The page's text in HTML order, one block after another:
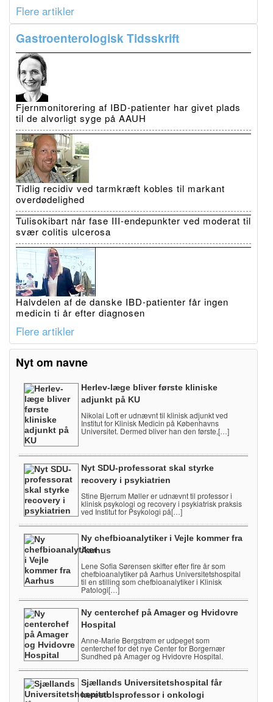
Flere artikler
Gastroenterologisk Tidsskrift
Fjernmonitorering af IBD-patienter har givet plads
til de alvorligt syge på AAUH
Tidlig recidiv ved tarmkræft kobles til markant
overdødelighed
Tulisokibart når fase III-endepunkter ved moderat til
svær colitis ulcerosa
Halvdelen af de danske IBD-patienter får ingen
medicin ti år efter diagnosen
Flere artikler
Nyt om navne
Herlev-læge bliver første kliniske
adjunkt på KU
Nikolai Loft er udnævnt til klinisk adjunkt ved
Institut for Klinisk Medicin på Københavns
Universitet. Dermed bliver han den første,[…]
Nyt SDU-professorat skal styrke
recovery i psykiatrien
Stine Bjerrum Møller er udnævnt til professor i
klinisk psykologi og recovery i psykiatrisk praksis
ved Institut for Psykologi på[…]
Ny chefbioanalytiker i Vejle kommer fra
Aarhus
Lene Sofia Sørensen skifter efter fire år som
chefbioanalytiker på Aarhus Universitetshospital
til en stilling som chefbioanalytiker i Klinisk
Patologi[…]
Ny centerchef på Amager og Hvidovre
Hospital
Anne-Marie Bergstrøm er udpeget som
centerchef for det nye Center for Borgernær
Sundhed på Amager og Hvidovre Hospital.
Sjællands Universitetshospital får
lærestolsprofessor i onkologi